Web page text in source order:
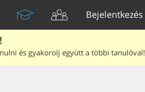
Bejelentkezés
és gyakorolj együtt a többi tanulóval!